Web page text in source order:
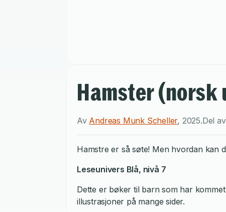
Hamster (norsk
Av Andreas Munk Scheller, 2025.Del
Hamstre er så søte! Men hvordan kan
Leseunivers Blå, nivå 7
Dette er bøker til barn som har
illustrasjoner på mange sider.